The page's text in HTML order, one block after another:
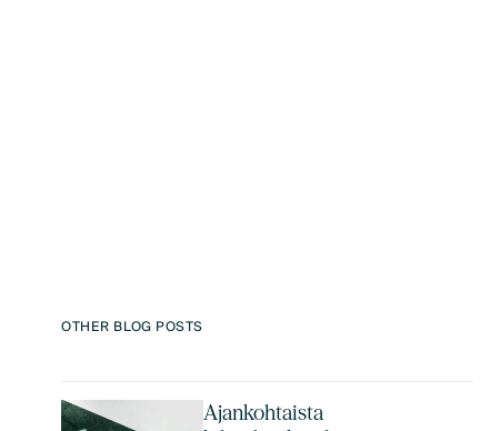
OTHER BLOG POSTS
Ajankohtaista